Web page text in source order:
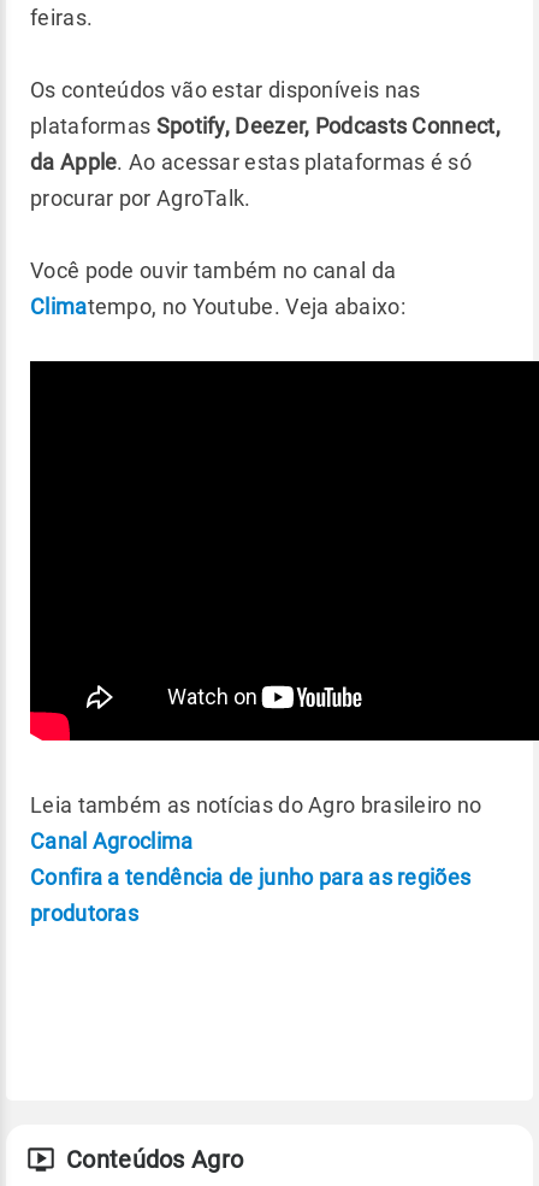
feiras.
Os conteúdos vão estar disponíveis nas
plataformas Spotify, Deezer, Podcasts Connect,
da Apple. Ao acessar estas plataformas é só
procurar por AgroTalk.
Você pode ouvir também no canal da
Climatempo, no Youtube. Veja abaixo:
Leia também as notícias do Agro brasileiro no
Canal Agroclima
Confira a tendência de junho para as regiões
produtoras
Conteúdos Agro